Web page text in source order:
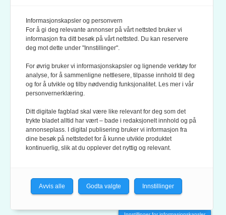
POSTBOKS 9007 GRØNLAND
0133 OSLO
LES OGSÅ:
KONTEKSTS PERSONVERN-POLICY
KONTEKST ER MEDLEM AV FAGPRESSEN OG
VÆR VARSOM-PLAKATEN
Informasjonskapsler og personvern
For å gi deg relevante annonser på vårt nettsted bruker vi
informasjon fra ditt besøk på vårt nettsted. Du kan reservere
deg mot dette under "Innstillinger".
For øvrig bruker vi informasjonskapsler og lignende verktøy for
analyse, for å sammenligne nettlesere, tilpasse innhold til deg
og for å utvikle og tilby nødvendig funksjonalitet. Les mer i vår
personvernerklæring.
Ditt digitale fagblad skal være like relevant for deg som det
trykte bladet alltid har vært – bade i redaksjonelt innhold og på
annonseplass. I digital publisering bruker vi informasjon fra
dine besøk på nettstedet for å kunne utvikle produktet
kontinuerlig, slik at du opplever det nyttig og relevant.
Avvis alle Godta valgte Innstillinger